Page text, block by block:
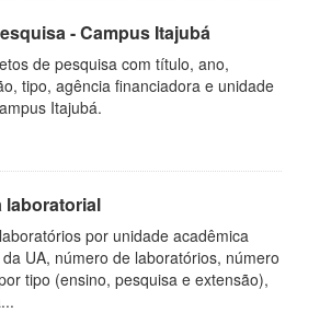
- Campus Itajubá
de pesquisa com título, ano,
tipo, agência financiadora e unidade
Itajubá.
laboratorial
por unidade acadêmica
UA, número de laboratórios, número
tipo (ensino, pesquisa e extensão),